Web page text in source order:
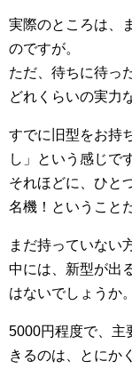
実際のところは、
のですが。
ただ、待ちに待っ
どれくらいの実力
すでに旧型をお持
し」という感じで
それほどに、ひと
名機！ということ
まだ持っていない
中には、新型が出
はないでしょうか。
5000円程度で、主
きるのは、とにか